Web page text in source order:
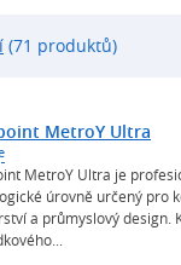
MetroY Ultra
MetroY Ultra je
úrovně určený pro
a průmyslový design.
(71 produktů)